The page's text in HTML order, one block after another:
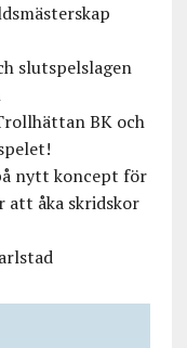
slutspelslagen
BK och
nytt koncept för
att åka skridskor